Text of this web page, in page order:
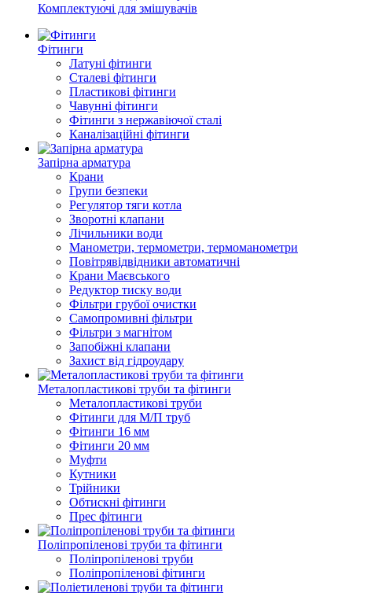
Комплектуючі для змішувачів
Фітинги
Латуні фітинги
Сталеві фітинги
Пластикові фітинги
Чавунні фітинги
Фітинги з нержавіючої сталі
Каналізаційні фітинги
Запірна арматура
Крани
Групи безпеки
Регулятор тяги котла
Зворотні клапани
Лічильники води
Манометри, термометри, термоманометри
Повітрявідвідники автоматичні
Крани Маєвського
Редуктор тиску води
Фільтри грубої очистки
Самопромивні фільтри
Фільтри з магнітом
Запобіжні клапани
Захист від гідроудару
Металопластикові труби та фітинги
Металопластикові труби
Фітинги для М/П труб
Фітинги 16 мм
Фітинги 20 мм
Муфти
Кутники
Трійники
Обтискні фітинги
Прес фітинги
Поліпропіленові труби та фітинги
Поліпропіленові труби
Поліпропіленові фітинги